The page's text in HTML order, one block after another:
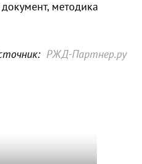
методика
РЖД-Партнер.ру